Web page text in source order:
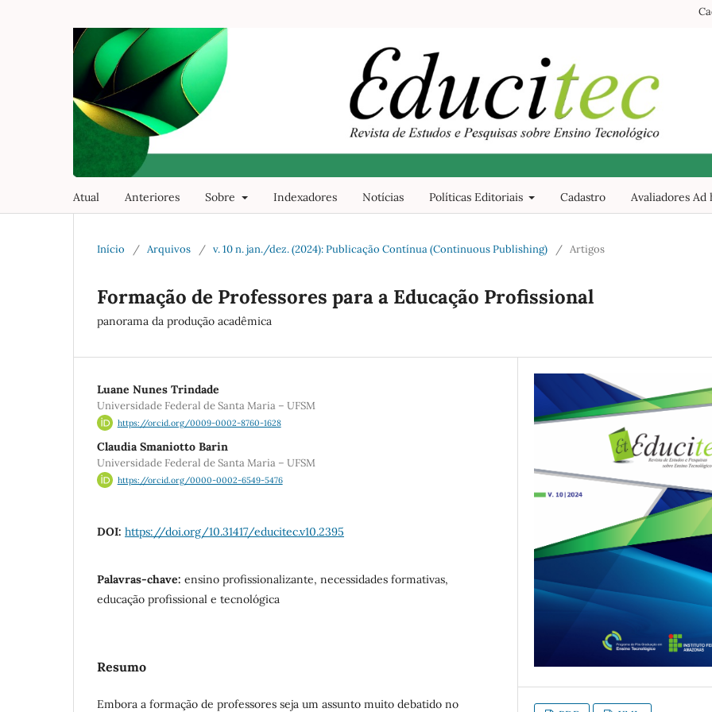
Atual Anteriores Sobre Indexadores Notícias Políticas Editoriais Cadastro Avaliadores Ad
Início / Arquivos / v. 10 n. jan./dez. (2024): Publicação Contínua (Continuous Publishing) / Artigos
Formação de Professores para a Educação Profissional
panorama da produção acadêmica
Luane Nunes Trindade
Universidade Federal de Santa Maria – UFSM
https://orcid.org/0009-0002-8760-1628
Claudia Smaniotto Barin
Universidade Federal de Santa Maria – UFSM
https://orcid.org/0000-0002-6549-5476
DOI: https://doi.org/10.31417/educitec.v10.2395
Palavras-chave: ensino profissionalizante, necessidades formativas,
educação profissional e tecnológica
Resumo
Embora a formação de professores seja um assunto muito debatido no